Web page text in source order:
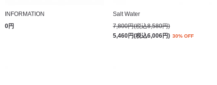
INFORMATION
0円
Salt Water
7,800円(税込8,580円)
5,460円(税込6,006円) 30% OFF